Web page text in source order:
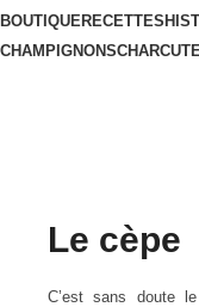
BOUTIQUERECETTES
CHAMPIGNONS
Le cèpe
C’est sans doute